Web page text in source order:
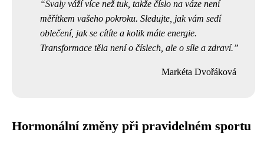
Svaly váží více než tuk, takže číslo na váze není
měřítkem vašeho pokroku. Sledujte, jak vám sedí
oblečení, jak se cítíte a kolik máte energie.
Transformace těla není o číslech, ale o síle a zdraví.
Markéta Dvořáková
Hormonální změny při pravidelném sportu